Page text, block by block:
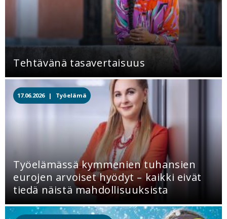
Tehtävänä tasavertaisuus
17.06.2026 | Työelämä
Työelämässä kymmenien tuhansien
eurojen arvoiset hyödyt – kaikki eivät
tiedä näistä mahdollisuuksista